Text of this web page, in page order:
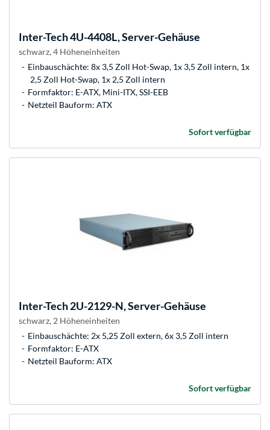
Inter-Tech4U-4408L, Server-Gehäuse
schwarz, 4 Höheneinheiten
Einbauschächte: 8x 3,5 Zoll Hot-Swap, 1x 3,5 Zoll intern, 1x
2,5 Zoll Hot-Swap, 1x 2,5 Zoll intern
Formfaktor: E-ATX, Mini-ITX, SSI-EEB
Netzteil Bauform: ATX
Sofort verfügbar
Inter-Tech2U-2129-N, Server-Gehäuse
schwarz, 2 Höheneinheiten
Einbauschächte: 2x 5,25 Zoll extern, 6x 3,5 Zoll intern
Formfaktor: E-ATX
Netzteil Bauform: ATX
Sofort verfügbar